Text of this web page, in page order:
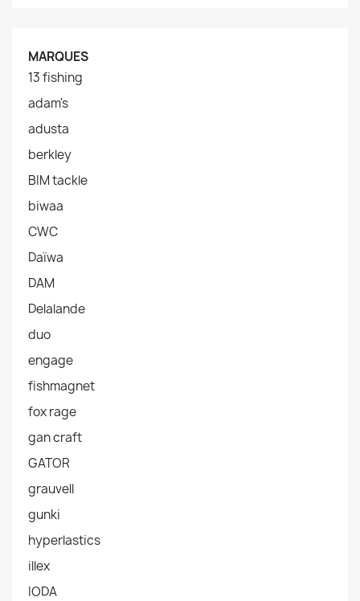
MARQUES
13 fishing
adam's
adusta
berkley
BIM tackle
biwaa
CWC
Daïwa
DAM
Delalande
duo
engage
fishmagnet
fox rage
gan craft
GATOR
grauvell
gunki
hyperlastics
illex
IODA